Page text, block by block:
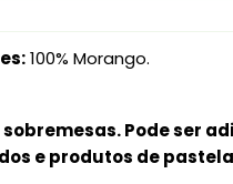
100% Morango.
Pode ser
e produtos de